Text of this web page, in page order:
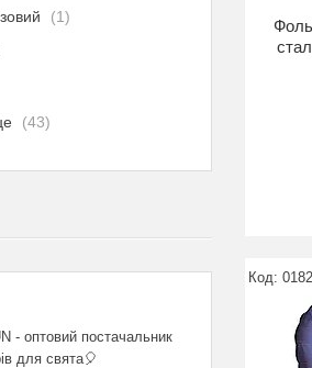
1
43
- оптовий постачальник
для свята🎈